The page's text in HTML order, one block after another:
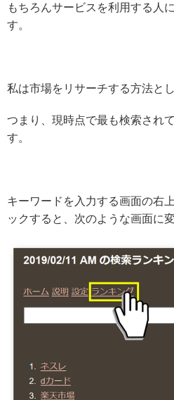
もちろんサービスを利用する人
す。
私は市場をリサーチする方法と
つまり、現時点で最も検索され
す。
キーワードを入力する画面の右
ックすると、次のような画面に